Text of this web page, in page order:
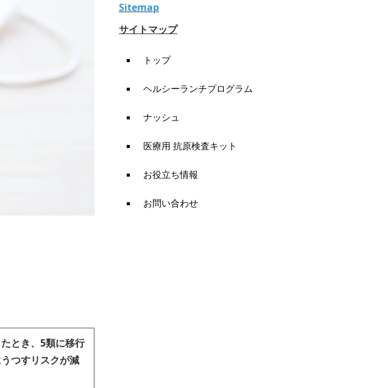
とき、5類に移行
つすリスクが減
Sitemap
サイトマップ
トップ
ヘルシーランチプログラム
ナッシュ
医療用 抗原検査キット
お役立ち情報
お問い合わせ